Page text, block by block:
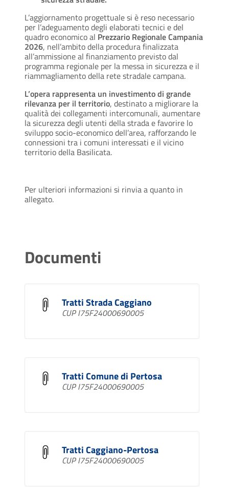
L’aggiornamento progettuale si è reso necessario
per l’adeguamento degli elaborati tecnici e del
quadro economico al Prezzario Regionale Campania
2026, nell’ambito della procedura finalizzata
all’ammissione al finanziamento previsto dal
programma regionale per la messa in sicurezza e il
riammagliamento della rete stradale campana.
L’opera rappresenta un investimento di grande
rilevanza per il territorio, destinato a migliorare la
qualità dei collegamenti intercomunali, aumentare
la sicurezza degli utenti della strada e favorire lo
sviluppo socio-economico dell’area, rafforzando le
connessioni tra i comuni interessati e il vicino
territorio della Basilicata.
Per ulteriori informazioni si rinvia a quanto in
allegato.
Documenti
Tratti Strada Caggiano
CUP I75F24000690005
Tratti Comune di Pertosa
CUP I75F24000690005
Tratti Caggiano-Pertosa
CUP I75F24000690005